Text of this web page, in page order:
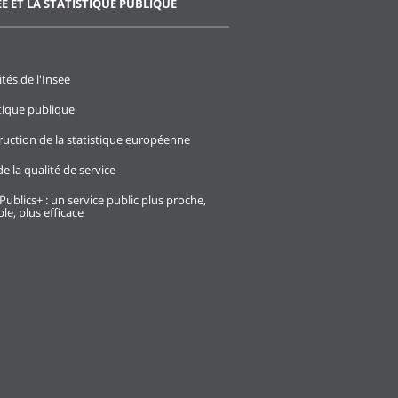
ET LA STATISTIQUE PUBLIQUE
de l'Insee
publique
de la statistique européenne
la qualité de service
: un service public plus proche,
plus efficace